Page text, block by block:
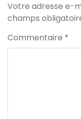
Votre adresse e-
champs
Commentaire *